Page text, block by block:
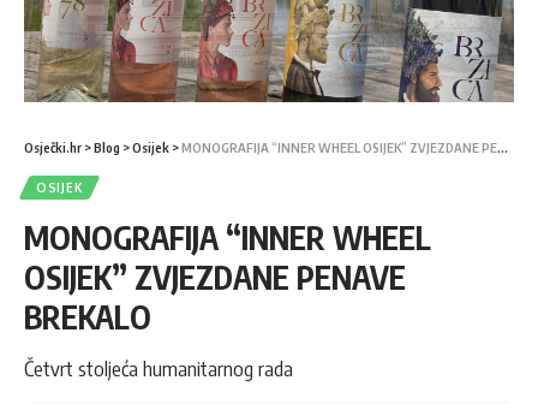
Osječki.hr >Blog >Osijek >MONOGRAFIJA “INNER WHEEL OSIJEK” ZVJEZDANE PENAVE BREKALO
OSIJEK
MONOGRAFIJA “INNER WHEEL
OSIJEK” ZVJEZDANE PENAVE
BREKALO
Četvrt stoljeća humanitarnog rada